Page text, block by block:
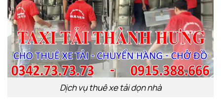
Dịch vụ thuê xe tải dọn nhà